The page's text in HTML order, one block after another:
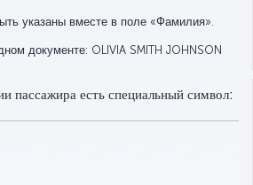
указаны вместе в поле «Фамилия».
документе: OLIVIA SMITH JOHNSON
пассажира есть специальный символ: